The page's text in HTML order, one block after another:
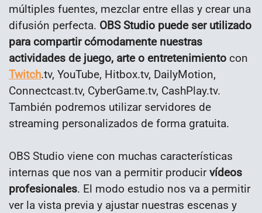
múltiples fuentes, mezclar entre ellas y crear una
difusión perfecta. OBS Studio puede ser utilizado
para compartir cómodamente nuestras
actividades de juego, arte o entretenimiento con
Twitch.tv, YouTube, Hitbox.tv, DailyMotion,
Connectcast.tv, CyberGame.tv, CashPlay.tv.
También podremos utilizar servidores de
streaming personalizados de forma gratuita.
OBS Studio viene con muchas características
internas que nos van a permitir producirvídeos
profesionales. El modo estudio nos va a permitir
ver la vista previa y ajustar nuestras escenas y